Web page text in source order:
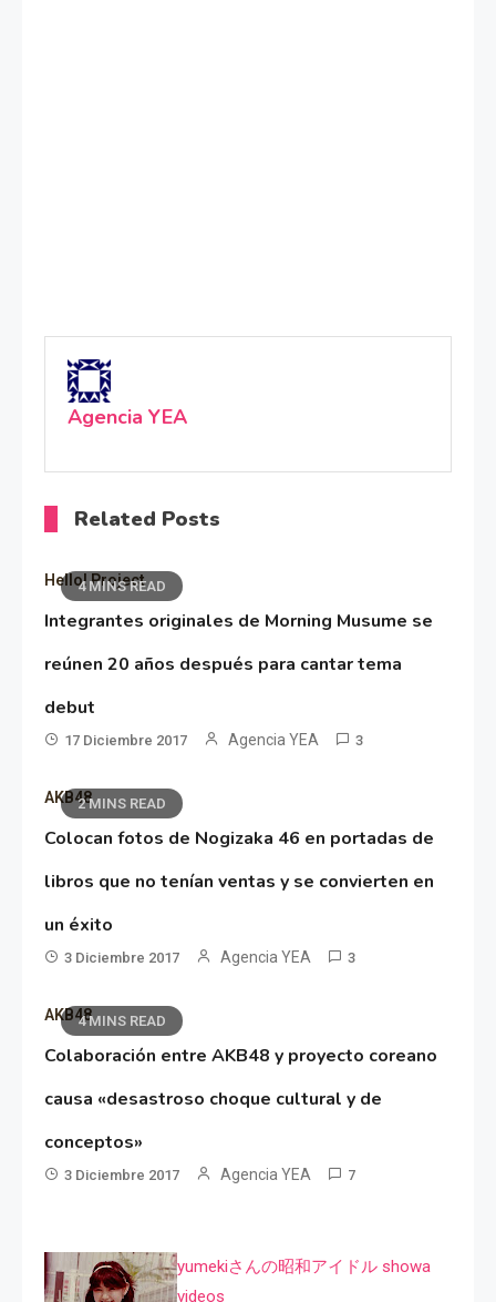
Agencia YEA
Related Posts
4 MINS READ
Hello! Project
Integrantes originales de Morning Musume se
reúnen 20 años después para cantar tema
debut
17 Diciembre 2017 Agencia YEA 3
2 MINS READ
AKB48
Colocan fotos de Nogizaka 46 en portadas de
libros que no tenían ventas y se convierten en
un éxito
3 Diciembre 2017 Agencia YEA 3
4 MINS READ
AKB48
Colaboración entre AKB48 y proyecto coreano
causa «desastroso choque cultural y de
conceptos»
3 Diciembre 2017 Agencia YEA 7
yumekiさんの昭和アイドル showa
videos